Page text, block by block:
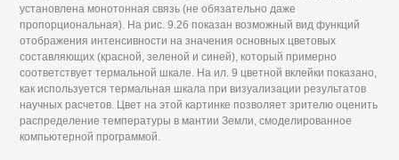
установлена монотонная связь (не обязательно даже
пропорциональная). На рис. 9.26 показан возможный вид функций
отображения интенсивности на значения основных цветовых
составляющих (красной, зеленой и синей), который примерно
соответствует термальной шкале. На ил. 9 цветной вклейки показано,
как используется термальная шкала при визуализации результатов
научных расчетов. Цвет на этой картинке позволяет зрителю оценить
распределение температуры в мантии Земли, смоделированное
компьютерной программой.